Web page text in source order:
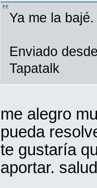
Ya me la
Enviado
Tapatalk
me alegro
pueda
te gustaría
aportar.